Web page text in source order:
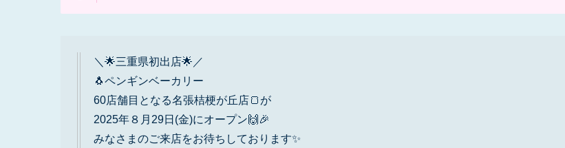
＼🌟三重県初出店🌟／
🐧ペンギンベーカリー
60店舗目となる名張桔梗が丘店🍞が
2025年８月29日(金)にオープン🙌🎉
みなさまのご来店をお待ちしております✨